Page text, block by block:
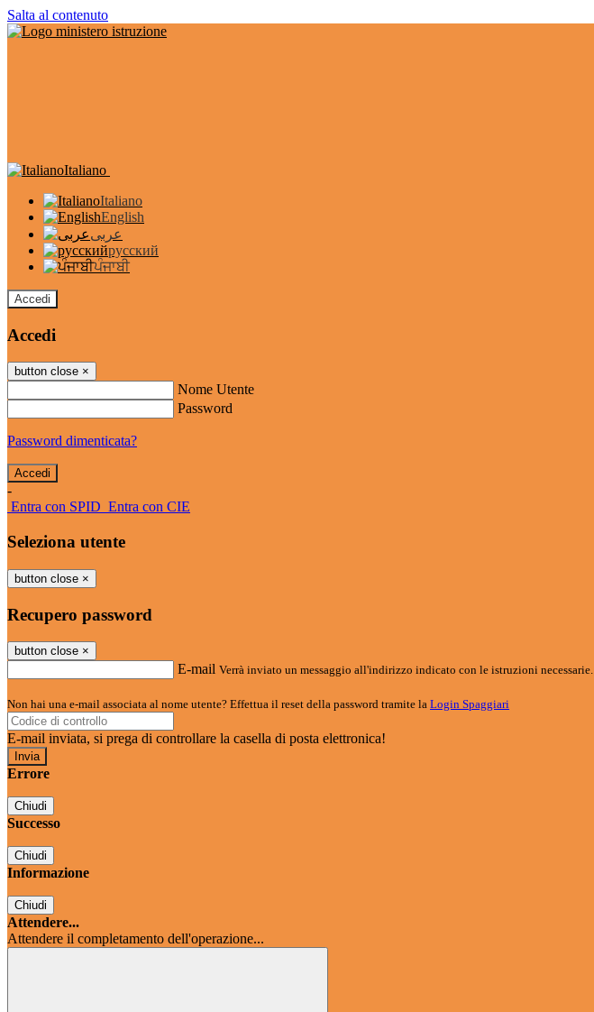
Salta al contenuto
Italiano
Italiano
English
عربى
русский
ਪੰਜਾਬੀ
Accedi
Accedi
button close ×
Nome Utente
Password
Password dimenticata?
-
Entra con SPID Entra con CIE
Seleziona utente
button close ×
Recupero password
button close ×
E-mail Verrà inviato un messaggio all'indirizzo indicato con le istruzioni necessarie.
Non hai una e-mail associata al nome utente? Effettua il reset della password tramite la Login Spaggiari
E-mail inviata, si prega di controllare la casella di posta elettronica!
Errore
Chiudi
Successo
Chiudi
Informazione
Chiudi
Attendere...
Attendere il completamento dell'operazione...